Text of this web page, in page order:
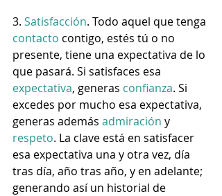
3. Satisfacción. Todo aquel que tenga
contacto contigo, estés tú o no
presente, tiene una expectativa de lo
que pasará. Si satisfaces esa
expectativa, generas confianza. Si
excedes por mucho esa expectativa,
generas además admiración y
respeto. La clave está en satisfacer
esa expectativa una y otra vez, día
tras día, año tras año, y en adelante;
generando así un historial de